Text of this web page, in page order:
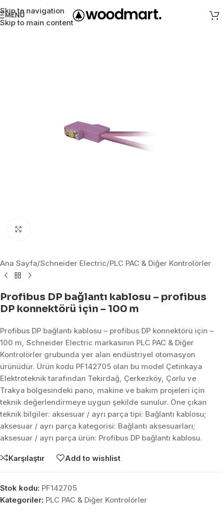
Skip to navigation
Skip to main content
MENÜ
Ana Sayfa/Schneider Electric/PLC PAC & Diğer Kontrolörler
Profibus DP bağlantı kablosu – profibus
DP konnektörü için – 100 m
Profibus DP bağlantı kablosu – profibus DP konnektörü için –
100 m, Schneider Electric markasının PLC PAC & Diğer
Kontrolörler grubunda yer alan endüstriyel otomasyon
ürünüdür. Ürün kodu PF142705 olan bu model Çetinkaya
Elektroteknik tarafından Tekirdağ, Çerkezköy, Çorlu ve
Trakya bölgesindeki pano, makine ve bakım projeleri için
teknik değerlendirmeye uygun şekilde sunulur. Öne çıkan
teknik bilgiler: aksesuar / ayrı parça tipi: Bağlantı kablosu;
aksesuar / ayrı parça kategorisi: Bağlantı aksesuarları;
aksesuar / ayrı parça ürün: Profibus DP bağlantı kablosu.
Karşılaştır Add to wishlist
Stok kodu: PF142705
Kategoriler: PLC PAC & Diğer Kontrolörler